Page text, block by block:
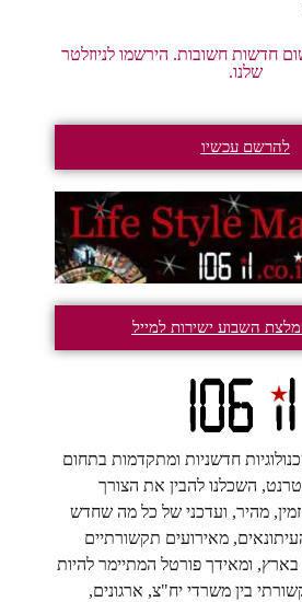
חדשות חשובות. הירשמו לניוזלטר
שלנו.
להרשם עכשיו
השבוע ישירות למייל
חדשניות ומתקדמות בתחום
השכלנו להבין את הצורך
מהיר, ועדכני של כל מה שחדש
מאירועים תקשורתיים
ומאידך פורטל המתיימר להיות
בין משרדי יח"צ, ארגונים,